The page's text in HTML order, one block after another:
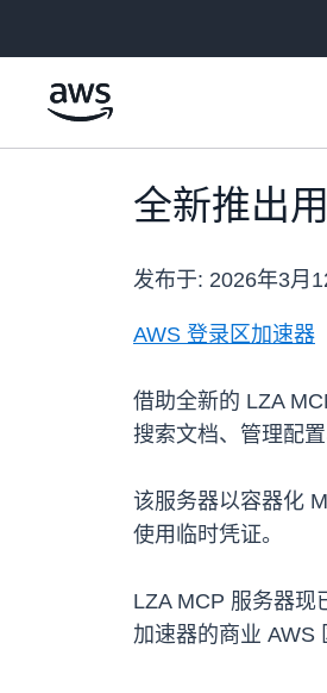
全新推出
发布于: 2026年3月
AWS 登录区加速器
借助全新的 LZA
搜索文档、管理配
该服务器以容器化
使用临时凭证。
LZA MCP 服务器现
加速器的商业 AWS